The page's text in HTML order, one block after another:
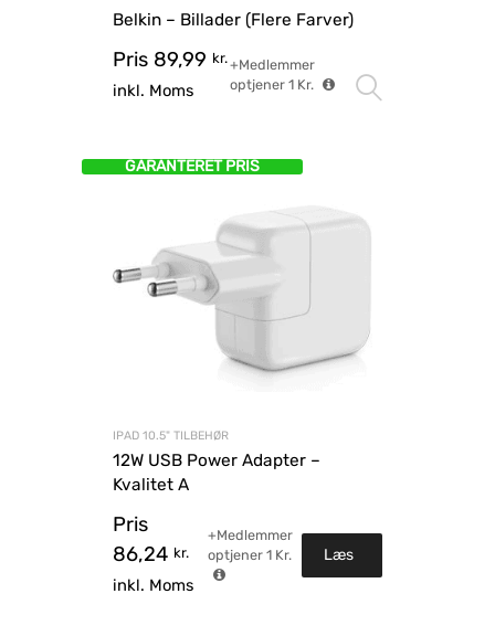
Belkin – Billader (Flere Farver)
Pris 89,99 kr.
inkl. Moms
+Medlemmer
optjener 1Kr.
GARANTERET PRIS
IPAD 10.5" TILBEHØR
12W USB Power Adapter –
Kvalitet A
Pris
86,24 kr.
inkl. Moms
+Medlemmer
optjener1 Kr. Læs